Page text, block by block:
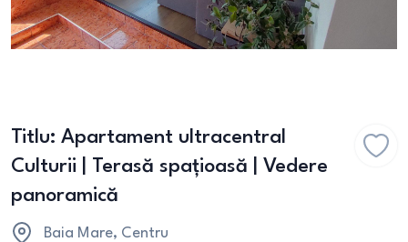
Titlu: Apartament ultracentral
Culturii | Terasă spațioasă | Vedere
panoramică
Baia Mare, Centru